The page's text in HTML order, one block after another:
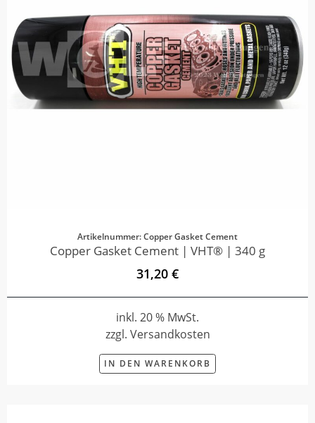
Artikelnummer: Copper Gasket Cement
Copper Gasket Cement | VHT® | 340 g
31,20 €
inkl. 20 % MwSt.
zzgl. Versandkosten
IN DEN WARENKORB